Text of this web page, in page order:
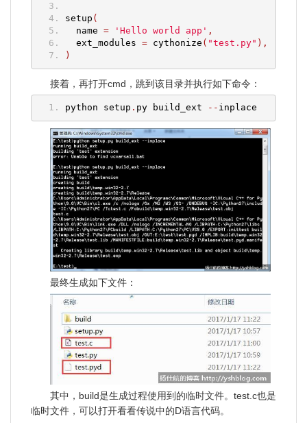
setup (
name = 'Hello world app' ,
ext_modules = cythonize ( "test.py" ),
)
接着，再打开cmd，跳到该目录并执行如下命令：
python setup . py build_ext -- inplace
最终生成如下文件：
其中，build是生成过程使用到的临时文件。test.c也是
临时文件，可以打开看看传说中的D语言代码。